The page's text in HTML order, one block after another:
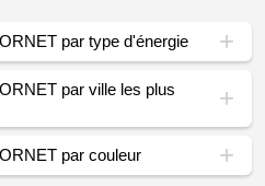
par type d'énergie
par ville les plus
par couleur